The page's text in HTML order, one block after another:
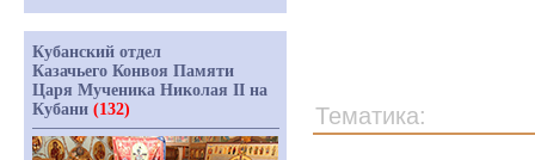
Тематика:
Кубанский отдел
Казачьего Конвоя Памяти
Царя Мученика Николая II на
Кубани (132)